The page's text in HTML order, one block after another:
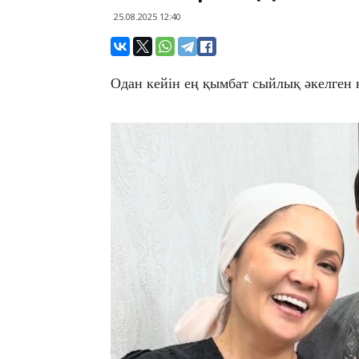
25.08.2025 12:40
Одан кейін ең қымбат сыйлық әкелген